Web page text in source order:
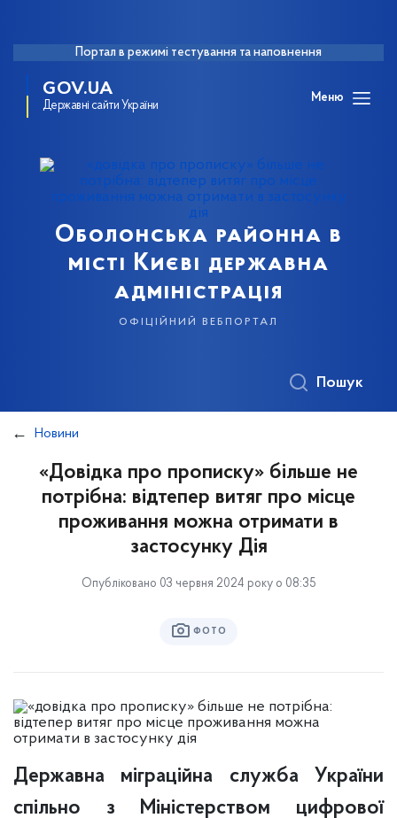
Портал в режимі тестування та наповнення
GOV.UA
Державні сайти України
Меню
Оболонська районна в
місті Києві державна
адміністрація
офіційний вебпортал
Пошук
Новини
«Довідка про прописку» більше не
потрібна: відтепер витяг про місце
проживання можна отримати в
застосунку Дія
Опубліковано 03 червня 2024 року о 08:35
ФОТО
Державна міграційна служба України
спільно з Міністерством цифрової